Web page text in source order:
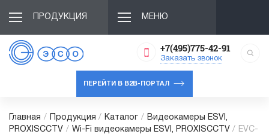
ПРОДУКЦИЯ МЕНЮ
+7(495)775-42-91
Заказать звонок
ПЕРЕЙТИ В B2B-ПОРТАЛ
Главная / Продукция / Каталог /
Видеокамеры ESVI,
PROXISCCTV / Wi-Fi видеокамеры ESVI, PROXISCCTV /
EVC-